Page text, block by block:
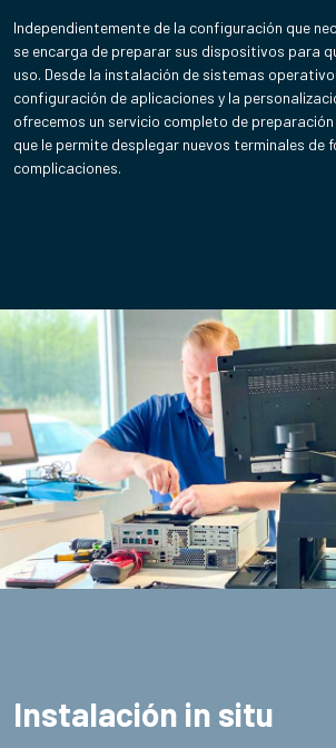
Independientemente de la configuración que
se encarga de preparar sus dispositivos para
uso. Desde la instalación de sistemas
configuración de aplicaciones y la
ofrecemos un servicio completo de
que le permite desplegar nuevos terminales de
complicaciones.
Instalación in situ